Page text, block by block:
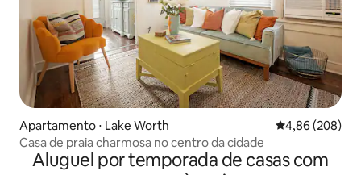
Apartamento ⋅ Lake Worth 4,86 de uma
4,86 (208)
Casa de praia charmosa no centro da cidade
Aluguel por temporada de casas com